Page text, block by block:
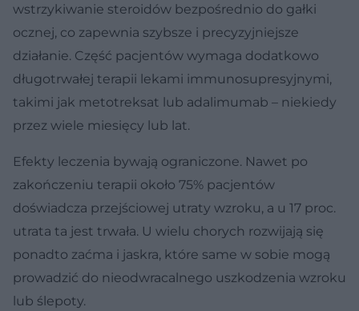
wstrzykiwanie steroidów bezpośrednio do gałki
ocznej, co zapewnia szybsze i precyzyjniejsze
działanie. Część pacjentów wymaga dodatkowo
długotrwałej terapii lekami immunosupresyjnymi,
takimi jak metotreksat lub adalimumab – niekiedy
przez wiele miesięcy lub lat.
Efekty leczenia bywają ograniczone. Nawet po
zakończeniu terapii około 75% pacjentów
doświadcza przejściowej utraty wzroku, a u 17 proc.
utrata ta jest trwała. U wielu chorych rozwijają się
ponadto zaćma i jaskra, które same w sobie mogą
prowadzić do nieodwracalnego uszkodzenia wzroku
lub ślepoty.